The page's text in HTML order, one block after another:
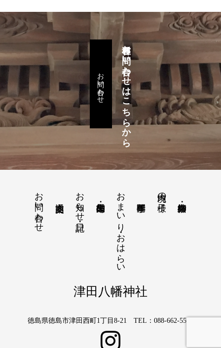
各種お問い合わせはこちらから
お問い合わせ
境内の様子
おまいり・おはらい
お知らせ・日記
お問い合わせ
津田八幡神社
徳島県徳島市津田西町1丁目8-21 TEL：088-662-5566